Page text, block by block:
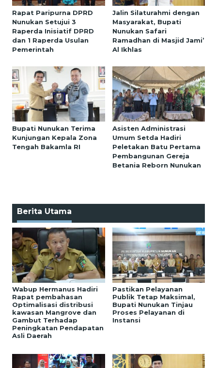
Rapat Paripurna DPRD
Nunukan Setujui 3
Raperda Inisiatif DPRD
dan 1 Raperda Usulan
Pemerintah
Jalin Silaturahmi dengan
Masyarakat, Bupati
Nunukan Safari
Ramadhan di Masjid Jami’
Al Ikhlas
Bupati Nunukan Terima
Kunjungan Kepala Zona
Tengah Bakamla RI
Asisten Administrasi
Umum Setda Hadiri
Peletakan Batu Pertama
Pembangunan Gereja
Betania Reborn Nunukan
Berita Utama
Wabup Hermanus Hadiri
Rapat pembahasan
Optimalisasi distribusi
kawasan Mangrove dan
Gambut Terhadap
Peningkatan Pendapatan
Asli Daerah
Pastikan Pelayanan
Publik Tetap Maksimal,
Bupati Nunukan Tinjau
Proses Pelayanan di
Instansi